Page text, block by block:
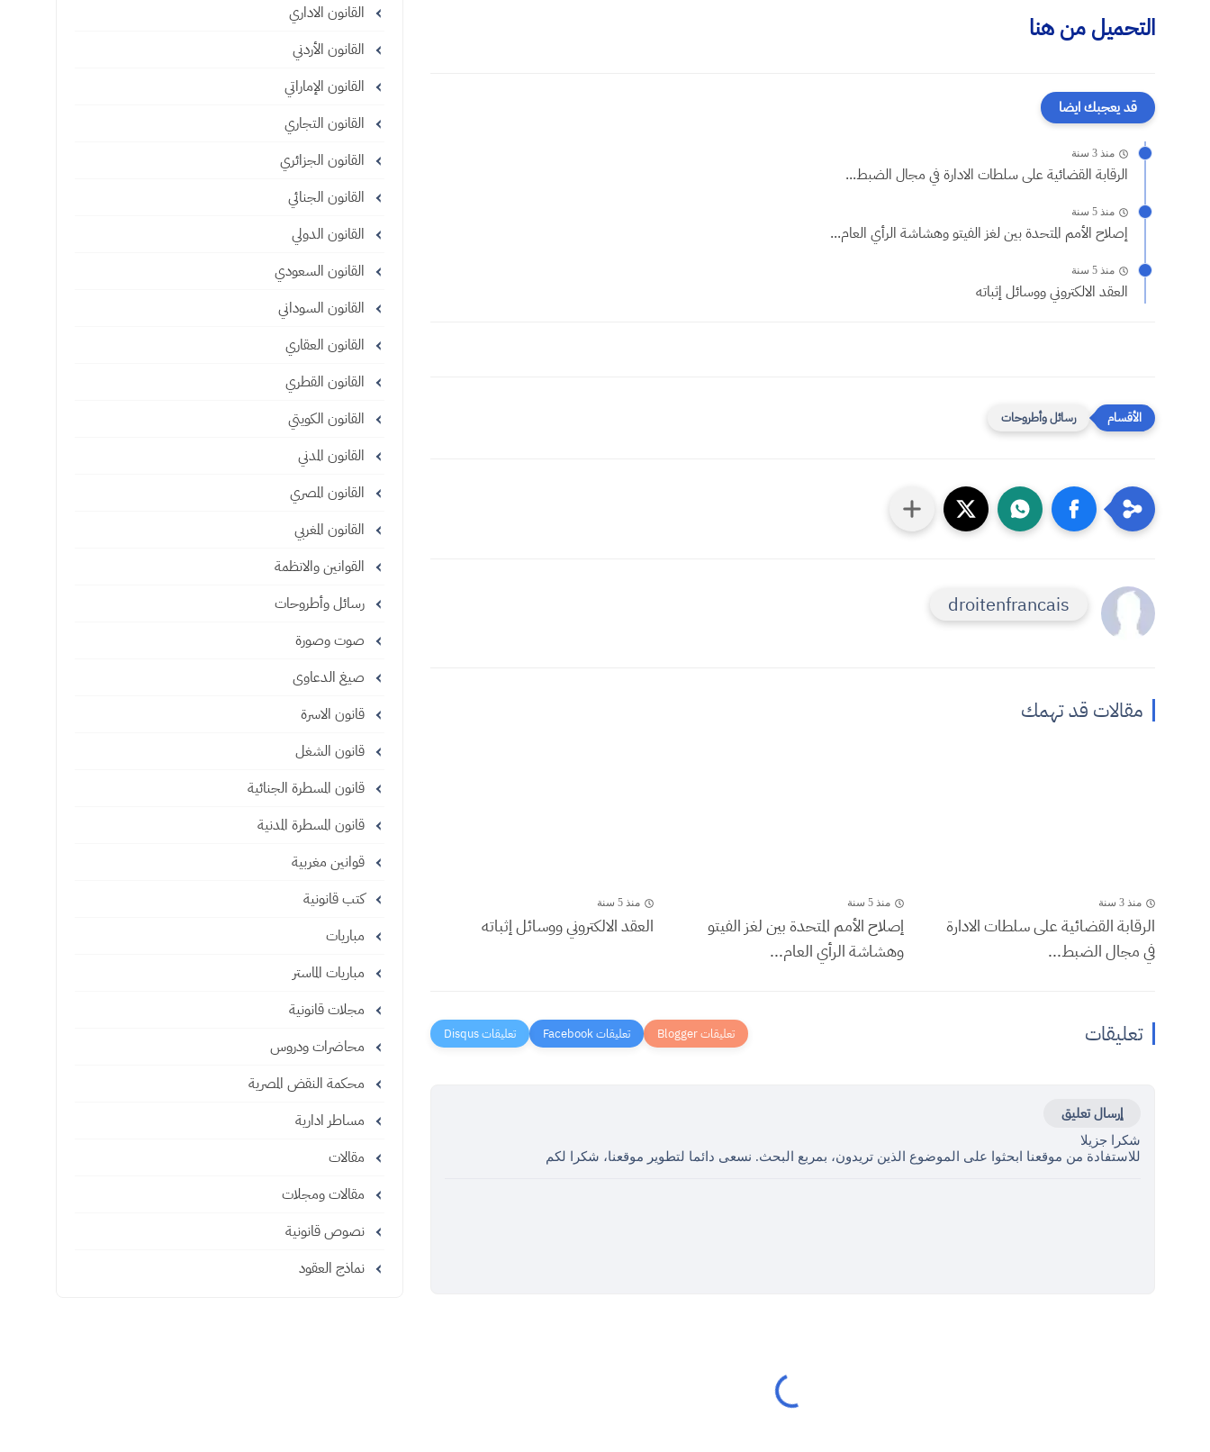
التحميل من هنا
قد يعجبك ايضا
منذ 3 سنة
الرقابة القضائية على سلطات الادارة في مجال الضبط...
منذ 5 سنة
إصلاح الأمم المتحدة بين لغز الفيتو وهشاشة الرأي العام...
منذ 5 سنة
العقد الالكتروني ووسائل إثباته
رسائل وأطروحات
droitenfrancais
مقالات قد تهمك
منذ 3 سنة
الرقابة القضائية على سلطات الادارة
في مجال الضبط...
منذ 5 سنة
إصلاح الأمم المتحدة بين لغز الفيتو
وهشاشة الرأي العام...
منذ 5 سنة
العقد الالكتروني ووسائل إثباته
تعليقات
إرسال تعليق
شكرا جزيلا
للاستفادة من موقعنا ابحثوا على الموضوع الذين تريدون، بمربع البحث. نسعى دائما لتطوير موقعنا، شكرا لكم
القانون الاداري
القانون الأردني
القانون الإماراتي
القانون التجاري
القانون الجزائري
القانون الجنائي
القانون الدولي
القانون السعودي
القانون السوداني
القانون العقاري
القانون القطري
القانون الكويتي
القانون المدني
القانون المصري
القانون المغربي
القوانين والانظمة
رسائل وأطروحات
صوت وصورة
صيغ الدعاوى
قانون الاسرة
قانون الشغل
قانون المسطرة الجنائية
قانون المسطرة المدنية
قوانين مغربية
كتب قانونية
مباريات
مباريات الماستر
مجلات قانونية
محاضرات ودروس
محكمة النقض المصرية
مساطر ادارية
مقالات
مقالات ومجلات
نصوص قانونية
نماذج العقود